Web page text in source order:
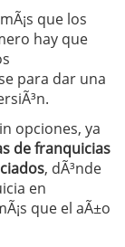
que los
hay que
para dar una
opciones, ya
de franquicias
, dÃ³nde
en
que el aÃ±o